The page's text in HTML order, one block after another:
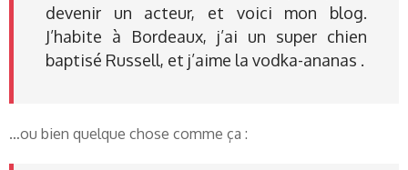
devenir un acteur, et voici mon blog.
J’habite à Bordeaux, j’ai un super chien
baptisé Russell, et j’aime la vodka-ananas .
…ou bien quelque chose comme ça :